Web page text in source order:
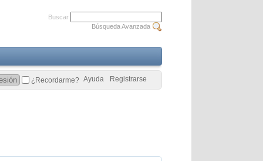
Buscar
Búsqueda Avanzada
Registrarse
Ayuda
¿Recordarme?